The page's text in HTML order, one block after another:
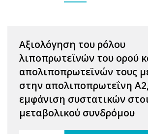
Αξιολόγηση του ρόλου
λιποπρωτεϊνών του ορού
απολιποπρωτεϊνών τους
στην απολιποπρωτεΐνη
εμφάνιση συστατικών
μεταβολικού συνδρόμου